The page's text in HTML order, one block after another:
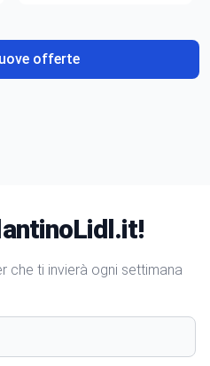
offerte
che ti invierà ogni settimana